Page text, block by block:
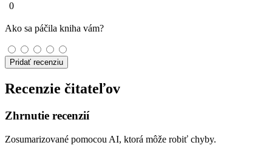
0
Ako sa páčila kniha vám?
Pridať recenziu
Recenzie čitateľov
Zhrnutie recenzií
Zosumarizované pomocou AI, ktorá môže robiť chyby.